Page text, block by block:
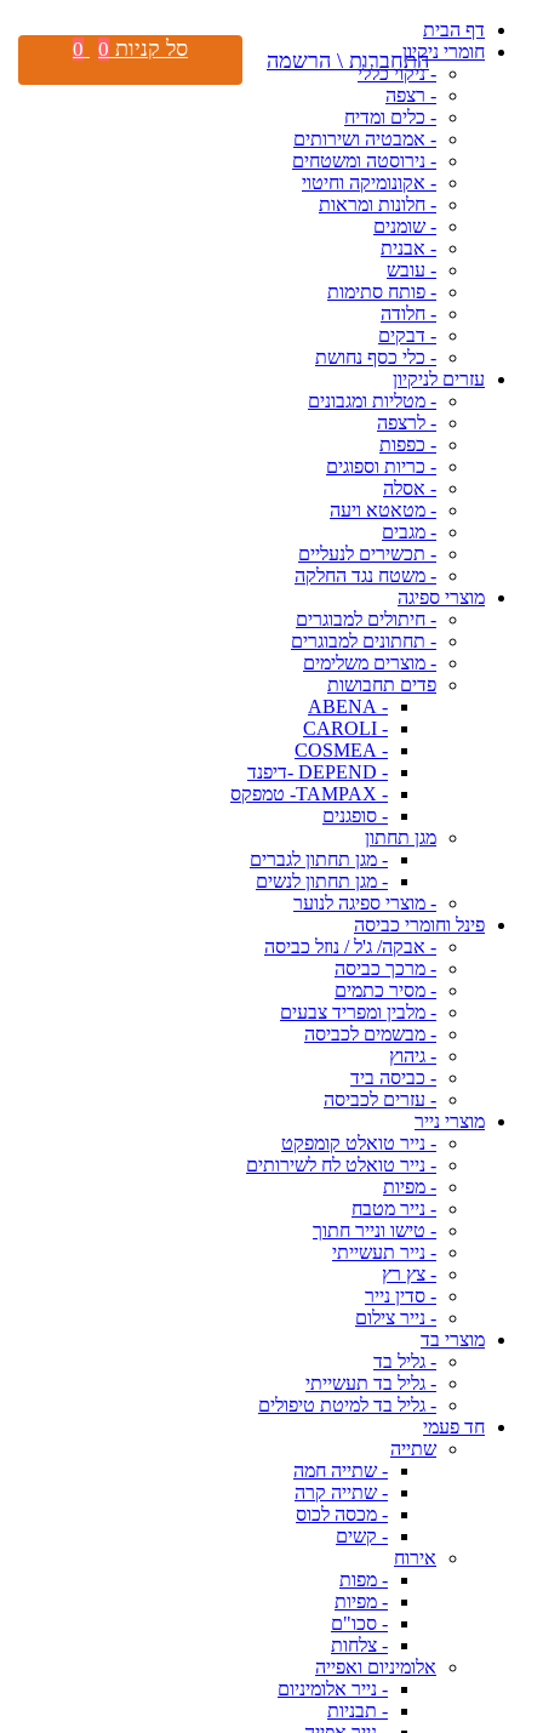
דף הבית
חומרי ניקיון
- ניקוי כללי
- רצפה
- כלים ומדיח
- אמבטיה ושירותים
- נירוסטה ומשטחים
- אקונומיקה וחיטוי
- חלונות ומראות
- שומנים
- אבנית
- עובש
- פותח סתימות
- חלודה
- דבקים
- כלי כסף נחושת
עזרים לניקיון
- מטליות ומגבונים
- לרצפה
- כפפות
- כריות וספוגים
- אסלה
- מטאטא ויעה
- מגבים
- תכשירים לנעליים
- משטח נגד החלקה
מוצרי ספיגה
- חיתולים למבוגרים
- תחתונים למבוגרים
- מוצרים משלימים
פדים תחבושות
- ABENA
- CAROLI
- COSMEA
- DEPEND -דיפנד
- TAMPAX- טמפקס
- סופגנים
מגן תחתון
- מגן תחתון לגברים
- מגן תחתון לנשים
- מוצרי ספיגה לנוער
פינל וחומרי כביסה
- אבקה/ ג'ל / נוזל כביסה
- מרכך כביסה
- מסיר כתמים
- מלבין ומפריד צבעים
- מבשמים לכביסה
- גיהוץ
- כביסה ביד
- עזרים לכביסה
מוצרי נייר
- נייר טואלט קומפקט
- נייר טואלט לח לשירותים
- מפיות
- נייר מטבח
- טישו ונייר חתוך
- נייר תעשייתי
- צץ רץ
- סדין נייר
- נייר צילום
מוצרי בד
- גליל בד
- גליל בד תעשייתי
- גליל בד למיטת טיפולים
חד פעמי
שתייה
- שתייה חמה
- שתייה קרה
- מכסה לכוס
- קשים
אירוח
- מפות
- מפיות
- סכו"ם
- צלחות
אלומיניום ואפייה
- נייר אלומיניום
- תבניות
התחברות \ הרשמה סל קניות 0
0